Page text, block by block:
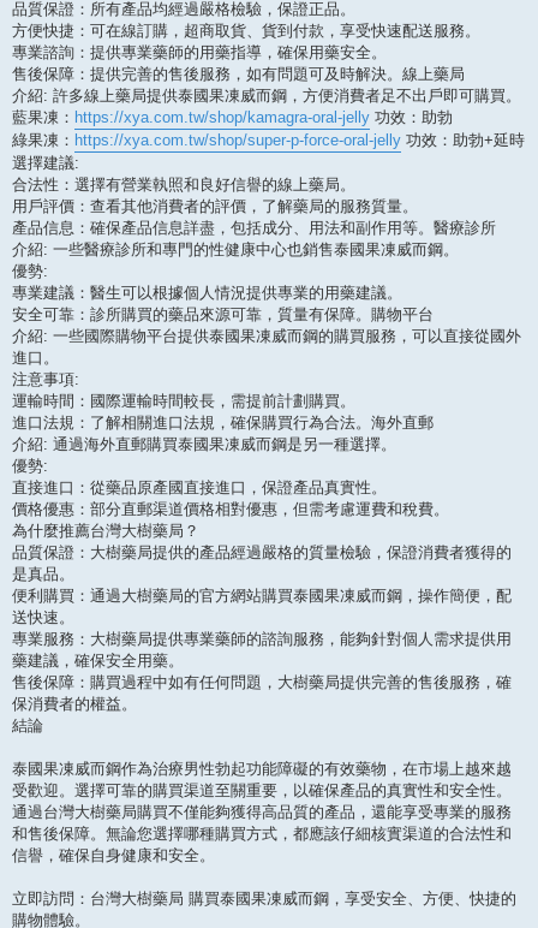
品質保證：所有產品均經過嚴格檢驗，保證正品。
方便快捷：可在線訂購，超商取貨、貨到付款，享受快速配送服務。
專業諮詢：提供專業藥師的用藥指導，確保用藥安全。
售後保障：提供完善的售後服務，如有問題可及時解決。線上藥局
介紹: 許多線上藥局提供泰國果凍威而鋼，方便消費者足不出戶即可購買。
藍果凍： https://xya.com.tw/shop/kamagra-oral-jelly 功效：助勃
綠果凍： https://xya.com.tw/shop/super-p-force-oral-jelly 功效：助勃+延時
選擇建議:
合法性：選擇有營業執照和良好信譽的線上藥局。
用戶評價：查看其他消費者的評價，了解藥局的服務質量。
產品信息：確保產品信息詳盡，包括成分、用法和副作用等。醫療診所
介紹: 一些醫療診所和專門的性健康中心也銷售泰國果凍威而鋼。
優勢:
專業建議：醫生可以根據個人情況提供專業的用藥建議。
安全可靠：診所購買的藥品來源可靠，質量有保障。購物平台
介紹: 一些國際購物平台提供泰國果凍威而鋼的購買服務，可以直接從國外
進口。
注意事項:
運輸時間：國際運輸時間較長，需提前計劃購買。
進口法規：了解相關進口法規，確保購買行為合法。海外直郵
介紹: 通過海外直郵購買泰國果凍威而鋼是另一種選擇。
優勢:
直接進口：從藥品原產國直接進口，保證產品真實性。
價格優惠：部分直郵渠道價格相對優惠，但需考慮運費和稅費。
為什麼推薦台灣大樹藥局？
品質保證：大樹藥局提供的產品經過嚴格的質量檢驗，保證消費者獲得的
是真品。
便利購買：通過大樹藥局的官方網站購買泰國果凍威而鋼，操作簡便，配
送快速。
專業服務：大樹藥局提供專業藥師的諮詢服務，能夠針對個人需求提供用
藥建議，確保安全用藥。
售後保障：購買過程中如有任何問題，大樹藥局提供完善的售後服務，確
保消費者的權益。
結論
泰國果凍威而鋼作為治療男性勃起功能障礙的有效藥物，在市場上越來越
受歡迎。選擇可靠的購買渠道至關重要，以確保產品的真實性和安全性。
通過台灣大樹藥局購買不僅能夠獲得高品質的產品，還能享受專業的服務
和售後保障。無論您選擇哪種購買方式，都應該仔細核實渠道的合法性和
信譽，確保自身健康和安全。
立即訪問：台灣大樹藥局 購買泰國果凍威而鋼，享受安全、方便、快捷的
購物體驗。